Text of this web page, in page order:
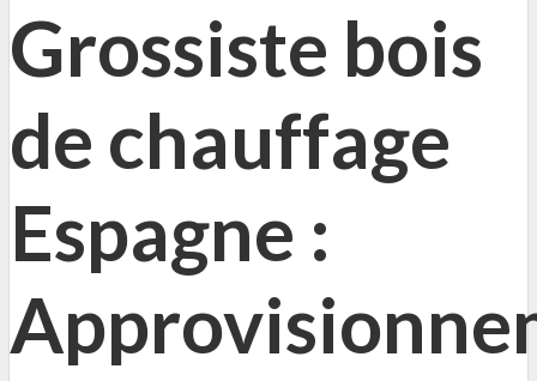
Grossiste bois
de chauffage
Espagne :